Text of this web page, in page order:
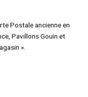
Postale ancienne en
Pavillons Gouin et
».